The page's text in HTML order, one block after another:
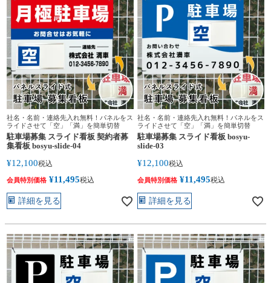
社名・名前・連絡先入れ無料！パネルをス
ライドさせて「空」「満」を簡単切替
駐車場募集 スライド看板 契約者募
集看板 bosyu-slide-04
¥12,100税込
会員特別価格 ¥11,495税込
詳細を見る
社名・名前・連絡先入れ無料！パネルをス
ライドさせて「空」「満」を簡単切替
駐車場募集 スライド看板 bosyu-
slide-03
¥12,100税込
会員特別価格 ¥11,495税込
詳細を見る